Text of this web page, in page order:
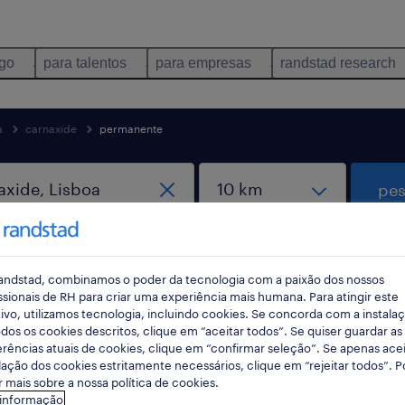
para talentos para empresas randstad research
carnaxide permanente
ao cliente empregos disponíveis
combinamos o poder da tecnologia com a paixão dos nossos
de RH para criar uma experiência mais humana. Para atingir este
utilizamos tecnologia, incluindo cookies. Se concorda com a
os cookies descritos, clique em “aceitar todos”. Se quiser guardar as
atuais de cookies, clique em “confirmar seleção”. Se apenas
dos cookies estritamente necessários, clique em “rejeitar todos”.
mais sobre a nossa política de cookies.